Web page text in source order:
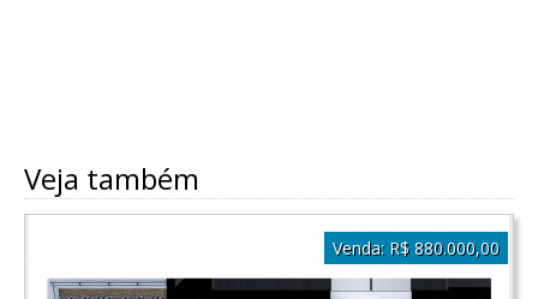
Veja também
Venda: R$ 880.000,00